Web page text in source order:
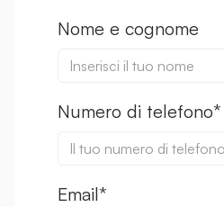
Nome e cognome
Numero di telefono*
Email*